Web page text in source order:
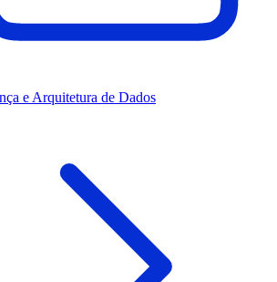
e Arquitetura de Dados